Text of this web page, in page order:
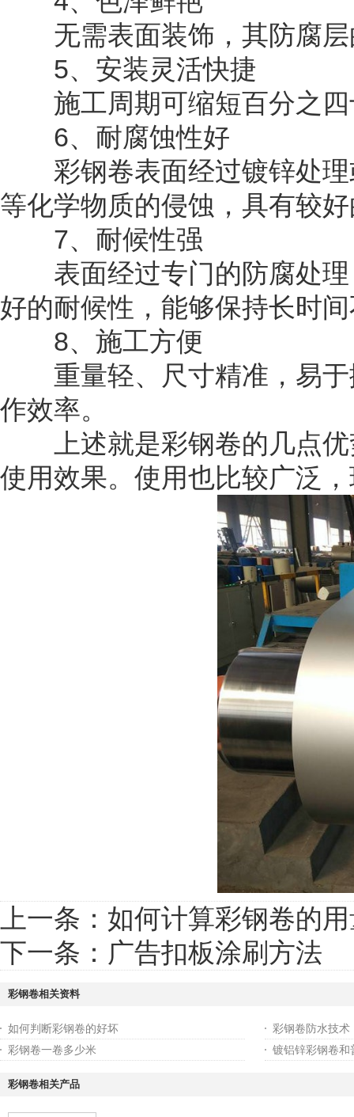
无需表面装饰，其防腐层
5、安装灵活快捷
施工周期可缩短百分之四
6、耐腐蚀性好
彩钢卷表面经过镀锌处理
等化学物质的侵蚀，具有较
7、耐候性强
表面经过专门的防腐处理
好的耐候性，能够保持长时
8、施工方便
重量轻、尺寸精准，易于
作效率。
上述就是彩钢卷的几点优
使用效果。使用也比较广泛
上一条： 如何计算彩钢卷的
下一条： 广告扣板涂刷方法
彩钢卷相关资料
如何判断彩钢卷的好坏
彩钢卷防水技术
彩钢卷一卷多少米
镀铝锌彩钢卷和
彩钢卷相关产品